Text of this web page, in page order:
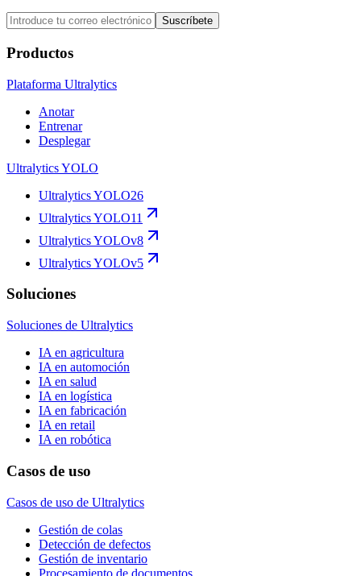
Suscríbete
Productos
Plataforma Ultralytics
Anotar
Entrenar
Desplegar
Ultralytics YOLO
Ultralytics YOLO26
Ultralytics YOLO11
Ultralytics YOLOv8
Ultralytics YOLOv5
Soluciones
Soluciones de Ultralytics
IA en agricultura
IA en automoción
IA en salud
IA en logística
IA en fabricación
IA en retail
IA en robótica
Casos de uso
Casos de uso de Ultralytics
Gestión de colas
Detección de defectos
Gestión de inventario
Procesamiento de documentos